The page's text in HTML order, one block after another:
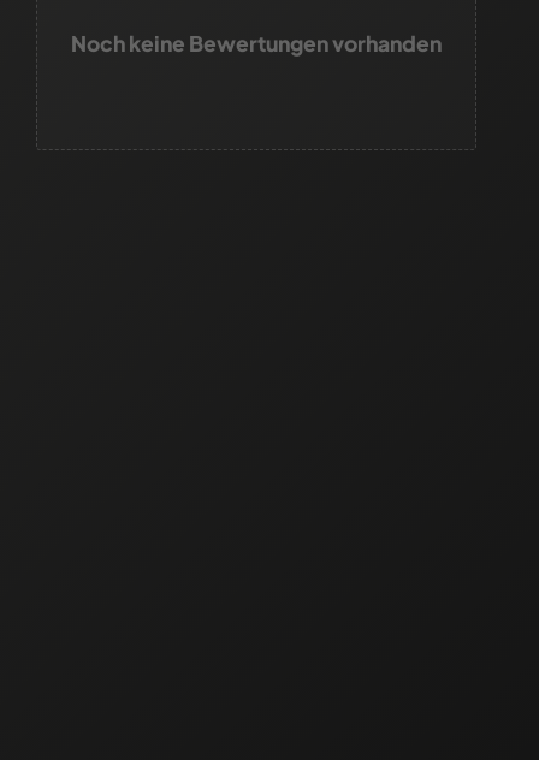
Noch keine Bewertungen vorhanden